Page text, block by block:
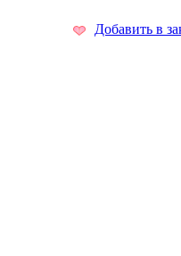
Добавить в